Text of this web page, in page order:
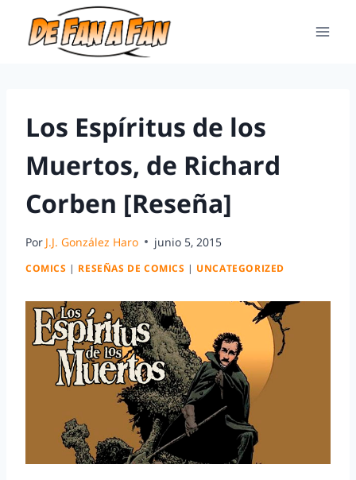
Los Espíritus de los
Muertos, de Richard
Corben [Reseña]
Por J.J. González Haro junio 5, 2015
COMICS | RESEÑAS DE COMICS | UNCATEGORIZED